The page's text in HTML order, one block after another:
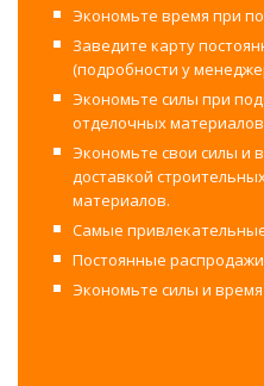
Экономьте время при
Заведите карту
(подробности у
Экономьте силы при
отделочных
Экономьте свои силы и
доставкой
материалов.
Самые
Постоянные
Экономьте силы и